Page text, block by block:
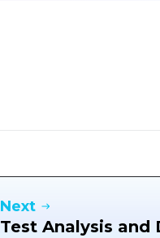
Next
Test Analysis